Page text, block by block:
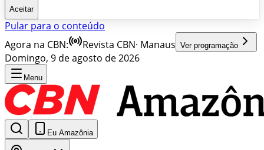
Aceitar
Pular para o conteúdo
Agora na CBN:
Revista CBN· Manaus Ver programação
Domingo, 9 de agosto de 2026
Menu
Eu Amazônia